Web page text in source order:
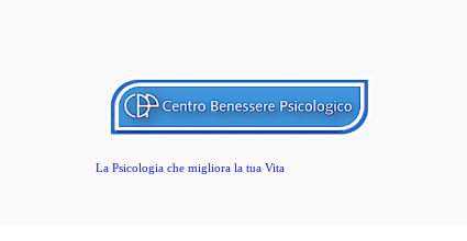
La Psicologia che migliora la tua Vita